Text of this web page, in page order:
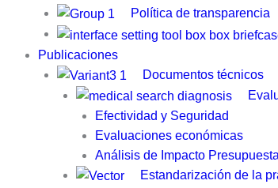
Política de transparencia
Publicaciones
Documentos técnicos
Efectividad y Seguridad
Evaluaciones económicas
Análisis de Impacto Presupuestal
Estandarización de la